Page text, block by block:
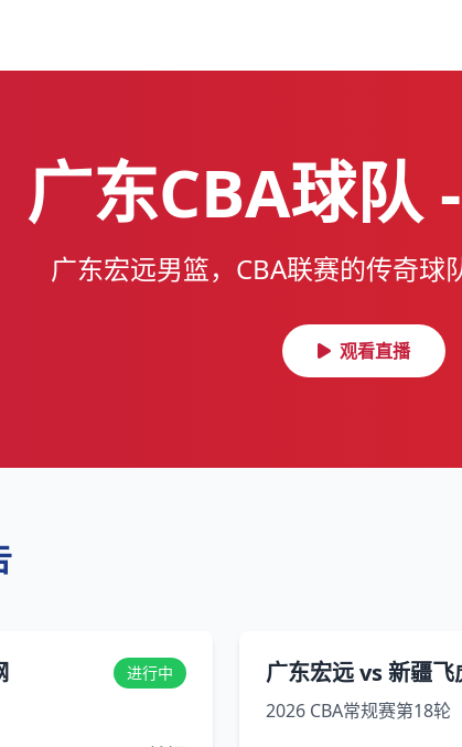
广东CBA球队
广东宏远男篮，CBA联赛的传奇
观看直播
进行中 广东宏远 vs 新疆飞
2026 CBA常规赛第18轮